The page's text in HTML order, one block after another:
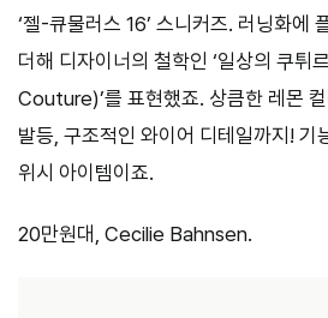
‘젤-큐물러스 16’ 스니커즈. 러닝화에
더해 디자이너의 철학인 ‘일상의 쿠
Couture)’를 표현했죠. 상큼한 레몬
발등, 구조적인 와이어 디테일까지! 기
위시 아이템이죠.
20만원대, Cecilie Bahnsen.